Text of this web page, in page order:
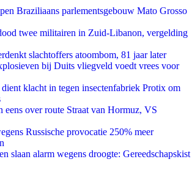
Braziliaans parlementsgebouw Mato Grosso
twee militairen in Zuid-Libanon, vergelding
slachtoffers atoombom, 81 jaar later
bij Duits vliegveld voedt vrees voor
klacht in tegen insectenfabriek Protix om
eens over route Straat van Hormuz, VS
Russische provocatie 250% meer
slaan alarm wegens droogte: Gereedschapskist